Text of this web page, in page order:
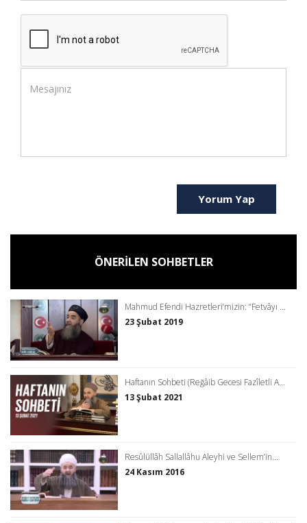
Yorum Yap
ÖNERİLEN SOHBETLER
Mahmud Efendi Hazretleri’mizin: “Fetvâyı ...
23 Şubat 2019
Haftanın Sohbeti (Reğâib Gecesi Fazîletli A...
13 Şubat 2021
Resûlüllâh Sallallâhu Aleyhi ve Sellem’in...
24 Kasım 2016